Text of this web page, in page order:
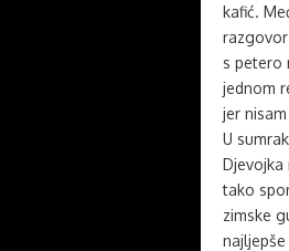
kafić.
s petero
jednom
jer
U
Djevojka
tako
zimske